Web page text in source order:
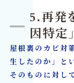
5.再発
因特定
屋根裏のカビ対
生したのか」と
そのものに対し